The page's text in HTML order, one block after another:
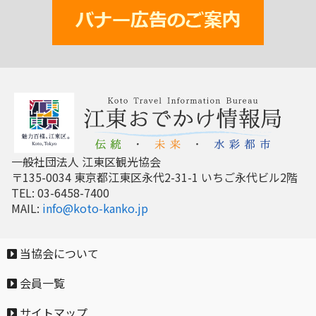
一般社団法人 江東区観光協会
〒135-0034 東京都江東区永代2-31-1 いちご永代ビル2階
TEL: 03-6458-7400
MAIL: info@koto-kanko.jp
当協会について
会員一覧
サイトマップ